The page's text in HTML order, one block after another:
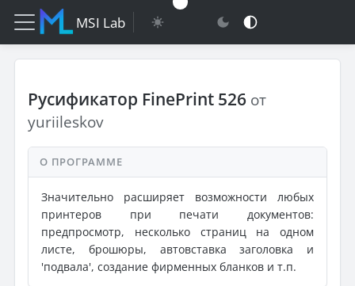
MSI Lab
Русификатор FinePrint 526 от
yuriileskov
О ПРОГРАММЕ
Значительно расширяет возможности любых
принтеров при печати документов:
предпросмотр, несколько страниц на одном
листе, брошюры, автовставка заголовка и
'подвала', создание фирменных бланков и т.п.